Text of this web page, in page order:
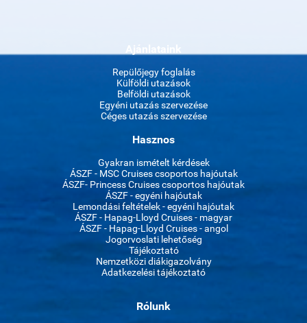
Ajánlataink
Repülőjegy foglalás
Külföldi utazások
Belföldi utazások
Egyéni utazás szervezése
Céges utazás szervezése
Hasznos
Gyakran ismételt kérdések
ÁSZF - MSC Cruises csoportos hajóutak
ÁSZF- Princess Cruises csoportos hajóutak
ÁSZF - egyéni hajóutak
Lemondási feltételek - egyéni hajóutak
ÁSZF - Hapag-Lloyd Cruises - magyar
ÁSZF - Hapag-Lloyd Cruises - angol
Jogorvoslati lehetőség
Tájékoztató
Nemzetközi diákigazolvány
Adatkezelési tájékoztató
Rólunk